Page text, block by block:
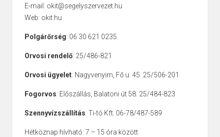
E-mail: okit@segelyszervezet.hu
Web: okit.hu
Polgárőrség: 06 30 621 0235
Orvosi rendelő: 25/486-821
Orvosi ügyelet: Nagyvenyim, Fő u. 45. 25/506-201
Fogorvos: Előszállás, Balatoni út 58. 25/484-823
Szennyvízszállítás: Ti-tó Kft. 06-78/487-589
Hétköznap hívható: 7 – 15 óra között